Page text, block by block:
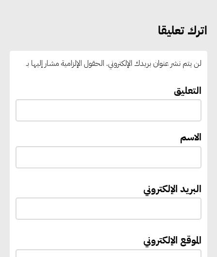
اترك تعليقا
لن يتم نشر عنوان بريدك الإلكتروني. الحقول الإلزامية مشار إليها بـ
التعليق
الاسم
البريد الإلكتروني
الموقع الإلكتروني
يعمل على تطوير موقعه الإلكتروني
ليصبح منصة رقمية متكاملة تدعم
إيفل تستثمر ما يصل إلى 130
“بي إس آر” في مشروعات الطاقة